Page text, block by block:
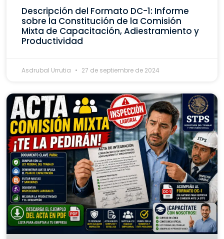
Descripción del Formato DC-1: Informe
sobre la Constitución de la Comisión
Mixta de Capacitación, Adiestramiento y
Productividad
Asdrubal Urrutia 27 de septiembre de 2024